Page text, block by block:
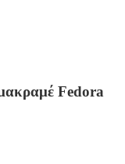
μακραμέ Fedora